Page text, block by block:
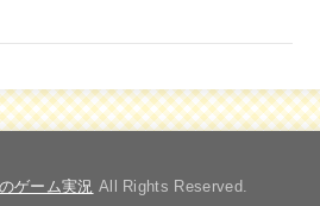
ゲーム実況 All Rights Reserved.